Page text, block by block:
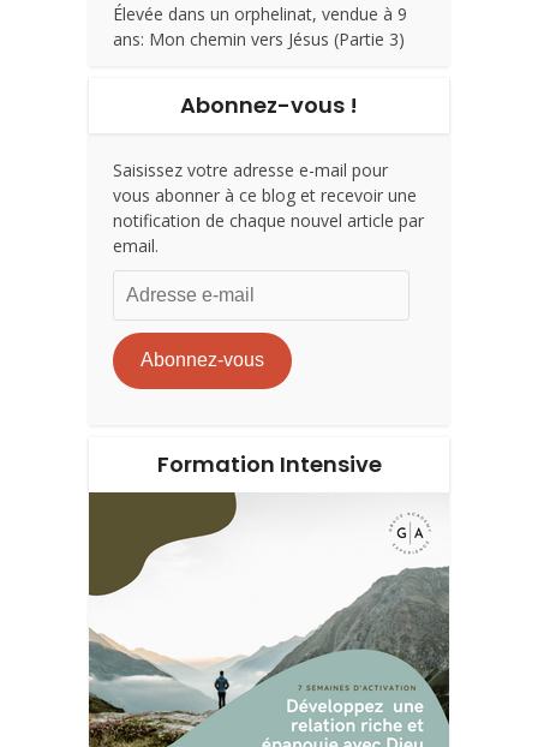
Élevée dans un orphelinat, vendue à 9
ans: Mon chemin vers Jésus (Partie 3)
Abonnez-vous !
Saisissez votre adresse e-mail pour
vous abonner à ce blog et recevoir une
notification de chaque nouvel article par
email.
Adresse
e-
mail
Abonnez-vous
Formation Intensive